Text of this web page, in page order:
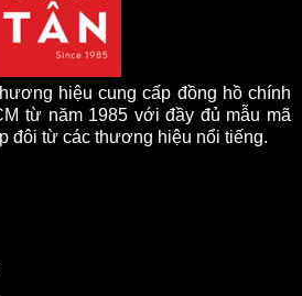
hiệu cung cấp đồng hồ chính
từ năm 1985 với đầy đủ mẫu mã
đôi từ các thương hiệu nổi tiếng.